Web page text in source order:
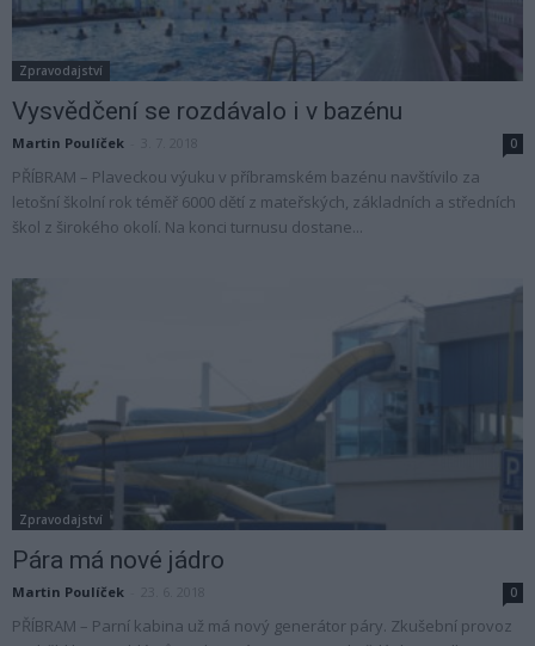
Zpravodajství
Vysvědčení se rozdávalo i v bazénu
Martin Poulíček 0
PŘÍBRAM – Plaveckou výuku v příbramském bazénu navštívilo za
letošní školní rok téměř 6000 dětí z mateřských, základních a středních
škol z širokého okolí. Na konci turnusu dostane...
Zpravodajství
Pára má nové jádro
Martin Poulíček 0
PŘÍBRAM – Parní kabina už má nový generátor páry. Zkušební provoz